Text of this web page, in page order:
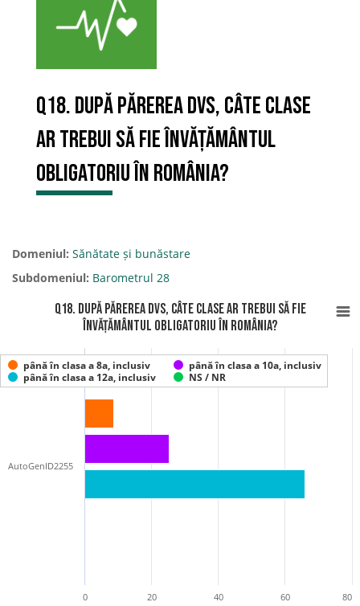
Q18. După părerea Dvs, câte clase
ar trebui să fie învățământul
obligatoriu în România?
Domeniul: Sănătate și bunăstare
Subdomeniul: Barometrul 28
Q18. După părerea Dvs, câte clase ar trebui să fie
învățământul obligatoriu în România?
până în clasa a 8a, inclusiv
până în clasa a 10a, inclusiv
până în clasa a 12a, inclusiv
NS / NR
AutoGenID2255
0 20 40 60 80